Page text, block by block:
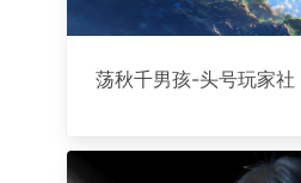
荡秋千男孩-头号玩家社